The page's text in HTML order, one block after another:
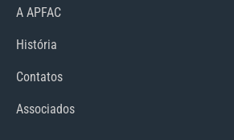
A APFAC
História
Contatos
Associados